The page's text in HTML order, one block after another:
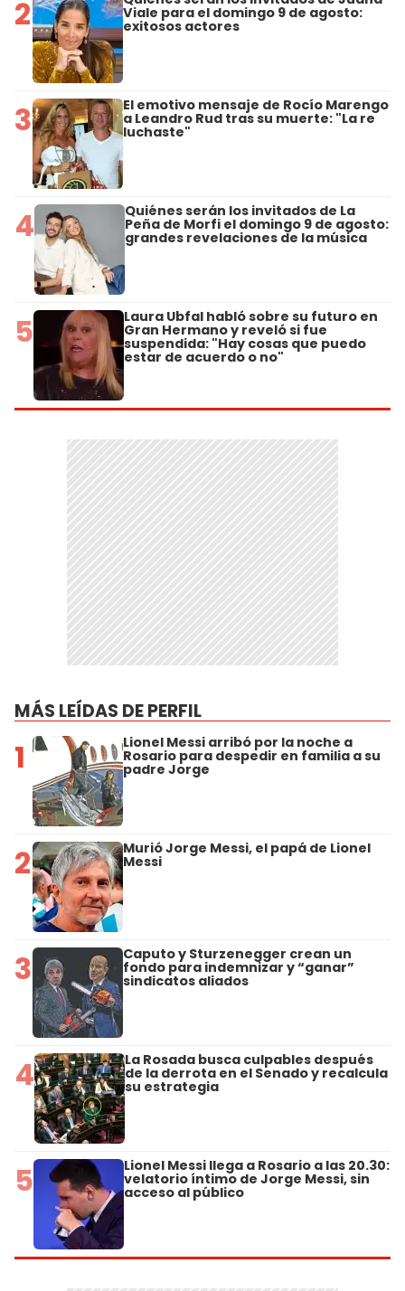
2 Viale para el domingo 9 de agosto:
exitosos actores
3 El emotivo mensaje de Rocío Marengo
a Leandro Rud tras su muerte: "La re
luchaste"
4 Quiénes serán los invitados de La
Peña de Morfi el domingo 9 de agosto:
grandes revelaciones de la música
5 Laura Ubfal habló sobre su futuro en
Gran Hermano y reveló si fue
suspendida: "Hay cosas que puedo
estar de acuerdo o no"
MÁS LEÍDAS DE PERFIL
1 Lionel Messi arribó por la noche a
Rosario para despedir en familia a su
padre Jorge
2 Murió Jorge Messi, el papá de Lionel
Messi
3 Caputo y Sturzenegger crean un
fondo para indemnizar y “ganar”
sindicatos aliados
4 La Rosada busca culpables después
de la derrota en el Senado y recalcula
su estrategia
5 Lionel Messi llega a Rosario a las 20.30:
velatorio íntimo de Jorge Messi, sin
acceso al público